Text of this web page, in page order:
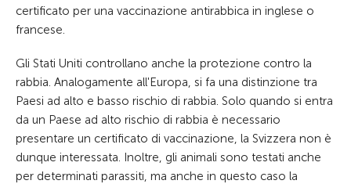
certificato per una vaccinazione antirabbica in inglese o
francese.
Gli Stati Uniti controllano anche la protezione contro la
rabbia. Analogamente all'Europa, si fa una distinzione tra
Paesi ad alto e basso rischio di rabbia. Solo quando si entra
da un Paese ad alto rischio di rabbia è necessario
presentare un certificato di vaccinazione, la Svizzera non è
dunque interessata. Inoltre, gli animali sono testati anche
per determinati parassiti, ma anche in questo caso la